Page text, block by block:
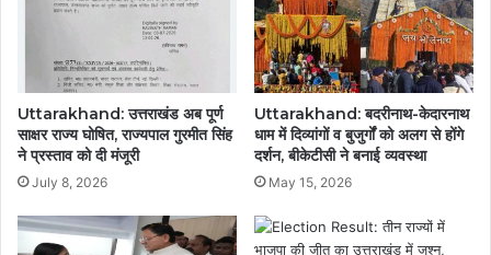
Uttarakhand: उत्तराखंड अब पूर्ण
साक्षर राज्य घोषित, राज्यपाल गुरमीत सिंह
ने प्रस्ताव को दी मंजूरी
July 8, 2026
Uttarakhand: बदरीनाथ-केदारनाथ
धाम में दिव्यांगों व बुजुर्गों को अलग से होंगे
दर्शन, बीकेटीसी ने बनाई व्यवस्था
May 15, 2026